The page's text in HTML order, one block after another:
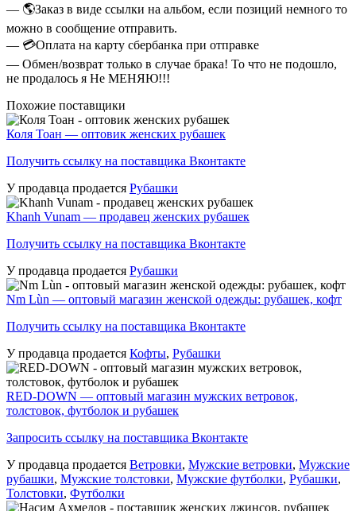
— 🌎Заказ в виде ссылки на альбом, если позиций немного то
можно в сообщение отправить.
— 💳Оплата на карту сбербанка при отправке
— Обмен/возврат только в случае брака! То что не подошло,
не продалось я Не МЕНЯЮ!!!
Похожие поставщики
Коля Тоан — оптовик женских рубашек
Получить ссылку на поставщика Вконтакте
У продавца продается Рубашки
Khanh Vunam — продавец женских рубашек
Получить ссылку на поставщика Вконтакте
У продавца продается Рубашки
Nm Lùn — оптовый магазин женской одежды: рубашек, кофт
Получить ссылку на поставщика Вконтакте
У продавца продается Кофты, Рубашки
RED-DOWN — оптовый магазин мужских ветровок,
толстовок, футболок и рубашек
Запросить ссылку на поставщика Вконтакте
У продавца продается Ветровки, Мужские ветровки, Мужские
рубашки, Мужские толстовки, Мужские футболки, Рубашки,
Толстовки, Футболки